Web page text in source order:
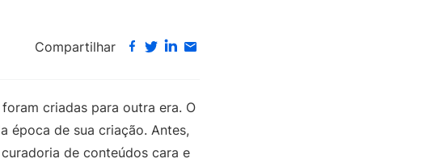
Compartilhar
criadas para outra era. O
época de sua criação. Antes,
de conteúdos cara e